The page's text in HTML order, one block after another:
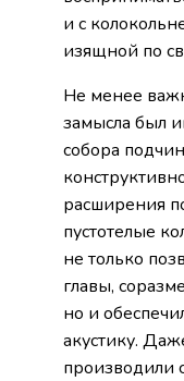
и с
изящной по
Не менее
замысла был
собора
расширения
пустотелые
не только
главы,
но и
акустику.
производили